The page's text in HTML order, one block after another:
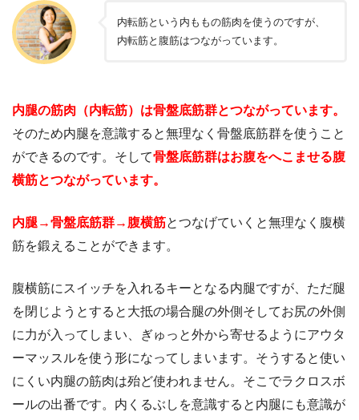
内転筋という内ももの筋肉を使うのですが、
内転筋と腹筋はつながっています。
内腿の筋肉（内転筋）は骨盤底筋群とつながっています。
そのため内腿を意識すると無理なく骨盤底筋群を使うこと
ができるのです。そして骨盤底筋群はお腹をへこませる腹
横筋とつながっています。
内腿→骨盤底筋群→腹横筋とつなげていくと無理なく腹横
筋を鍛えることができます。
腹横筋にスイッチを入れるキーとなる内腿ですが、ただ腿
を閉じようとすると大抵の場合腿の外側そしてお尻の外側
に力が入ってしまい、ぎゅっと外から寄せるようにアウタ
ーマッスルを使う形になってしまいます。そうすると使い
にくい内腿の筋肉は殆ど使われません。そこでラクロスボ
ールの出番です。内くるぶしを意識すると内腿にも意識が